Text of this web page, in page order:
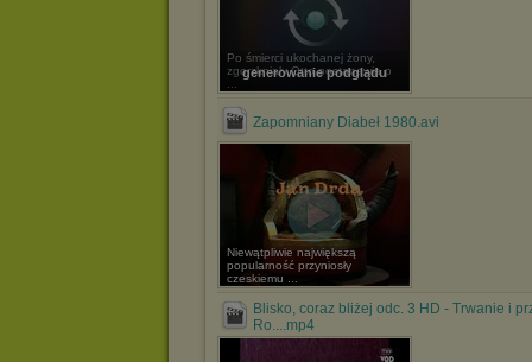
generowanie podglądu
Po śmierci ukochanej żony,
zgorzkniały Otto postanawia p
Zapomniany Diabeł 1980.avi
Niewątpliwie największą
popularność przyniosły
czeskiemu ...
Blisko, coraz bliżej odc. 3 HD - Trwanie i
Ro....mp4